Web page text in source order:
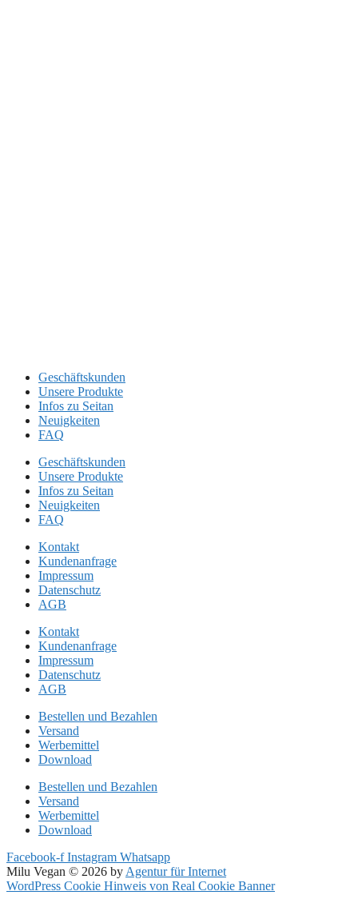
Geschäftskunden
Unsere Produkte
Infos zu Seitan
Neuigkeiten
FAQ
Geschäftskunden
Unsere Produkte
Infos zu Seitan
Neuigkeiten
FAQ
Kontakt
Kundenanfrage
Impressum
Datenschutz
AGB
Kontakt
Kundenanfrage
Impressum
Datenschutz
AGB
Bestellen und Bezahlen
Versand
Werbemittel
Download
Bestellen und Bezahlen
Versand
Werbemittel
Download
Facebook-f Instagram Whatsapp
Milu Vegan © 2026 by Agentur für Internet
WordPress Cookie Hinweis von Real Cookie Banner